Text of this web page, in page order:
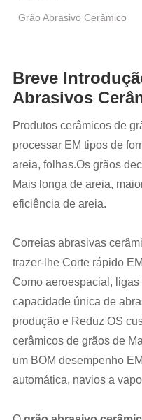
Grão Abrasivo Cerâmico
Breve
Abrasivos
Produtos cerâmicos de
processar EM tipos de
areia, folhas.Os grãos
Mais longa de areia,
eficiência de areia.
Correias abrasivas
trazer-lhe Corte rápido
Como aeroespacial,
capacidade única de
produção e Reduz OS
cerâmicos de grãos de
um BOM desempenho
automática, navios a